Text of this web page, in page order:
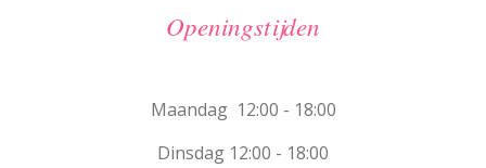
Openingstijden
Maandag 12:00 - 18:00
Dinsdag 12:00 - 18:00